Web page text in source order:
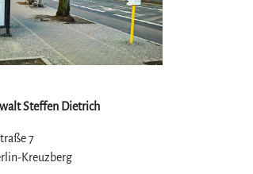
Steffen Dietrich
7
Kreuzberg